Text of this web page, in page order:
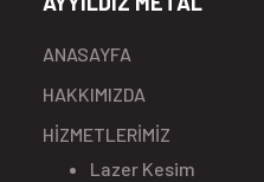
ANASAYFA
HAKKIMIZDA
HİZMETLERİMİZ
Lazer Kesim